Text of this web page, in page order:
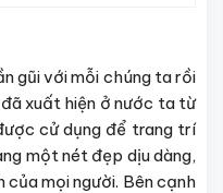
gũi với mỗi chúng ta rồi
xuất hiện ở nước ta từ
cử dụng để trang trí
một nét đẹp dịu dàng,
của mọi người. Bên cạnh